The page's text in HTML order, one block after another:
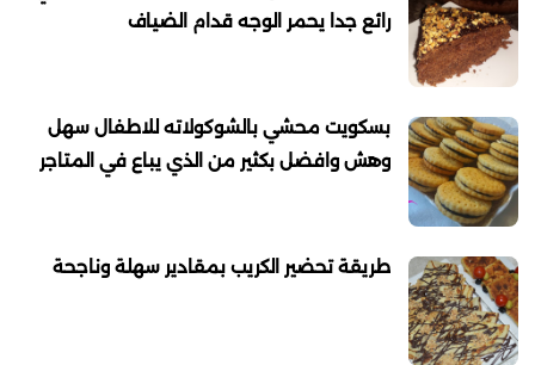
رائع جدا يحمر الوجه قدام الضياف
بسكويت محشي بالشوكولاته للاطفال سهل
وهش وافضل بكثير من الذي يباع في المتاجر
طريقة تحضير الكريب بمقادير سهلة وناجحة